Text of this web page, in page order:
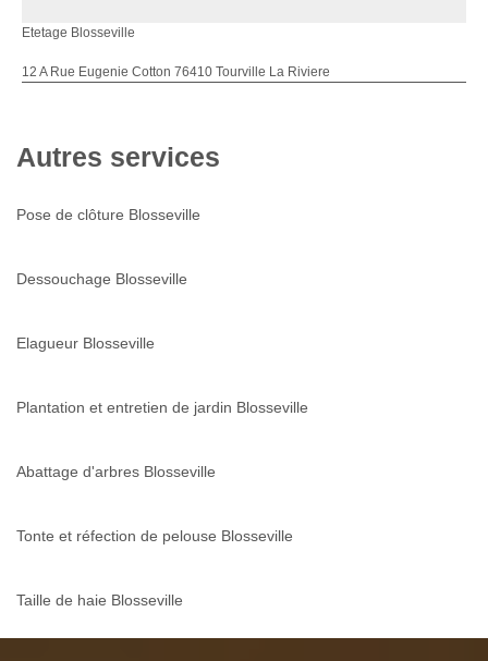
Etetage Blosseville
12 A Rue Eugenie Cotton 76410 Tourville La Riviere
Autres services
Pose de clôture Blosseville
Dessouchage Blosseville
Elagueur Blosseville
Plantation et entretien de jardin Blosseville
Abattage d'arbres Blosseville
Tonte et réfection de pelouse Blosseville
Taille de haie Blosseville